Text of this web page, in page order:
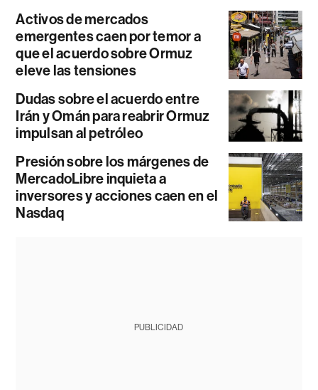
Activos de mercados
emergentes caen por temor a
que el acuerdo sobre Ormuz
eleve las tensiones
Dudas sobre el acuerdo entre
Irán y Omán para reabrir Ormuz
impulsan al petróleo
Presión sobre los márgenes de
MercadoLibre inquieta a
inversores y acciones caen en el
Nasdaq
PUBLICIDAD